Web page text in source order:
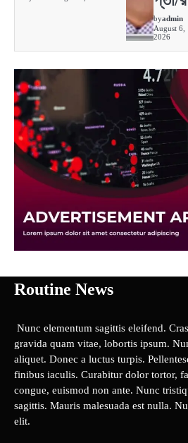
byadmin
August 6,
2026
Routine News
Nunc elementum sagittis eleifend.
gravida quam vitae, lobortis ipsum.
aliquet. Donec a luctus turpis.
finibus iaculis. Curabitur dolor tortor,
congue, euismod non ante. Nunc
sagittis. Mauris malesuada est nulla.
elit.